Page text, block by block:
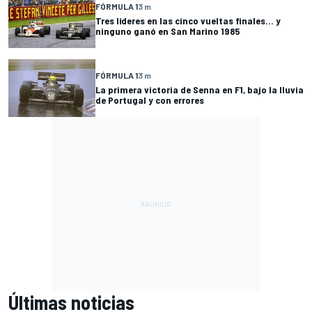
FÓRMULA 13 m
Tres líderes en las cinco vueltas finales... y
ninguno ganó en San Marino 1985
FÓRMULA 13 m
La primera victoria de Senna en F1, bajo la lluvia
de Portugal y con errores
Últimas noticias